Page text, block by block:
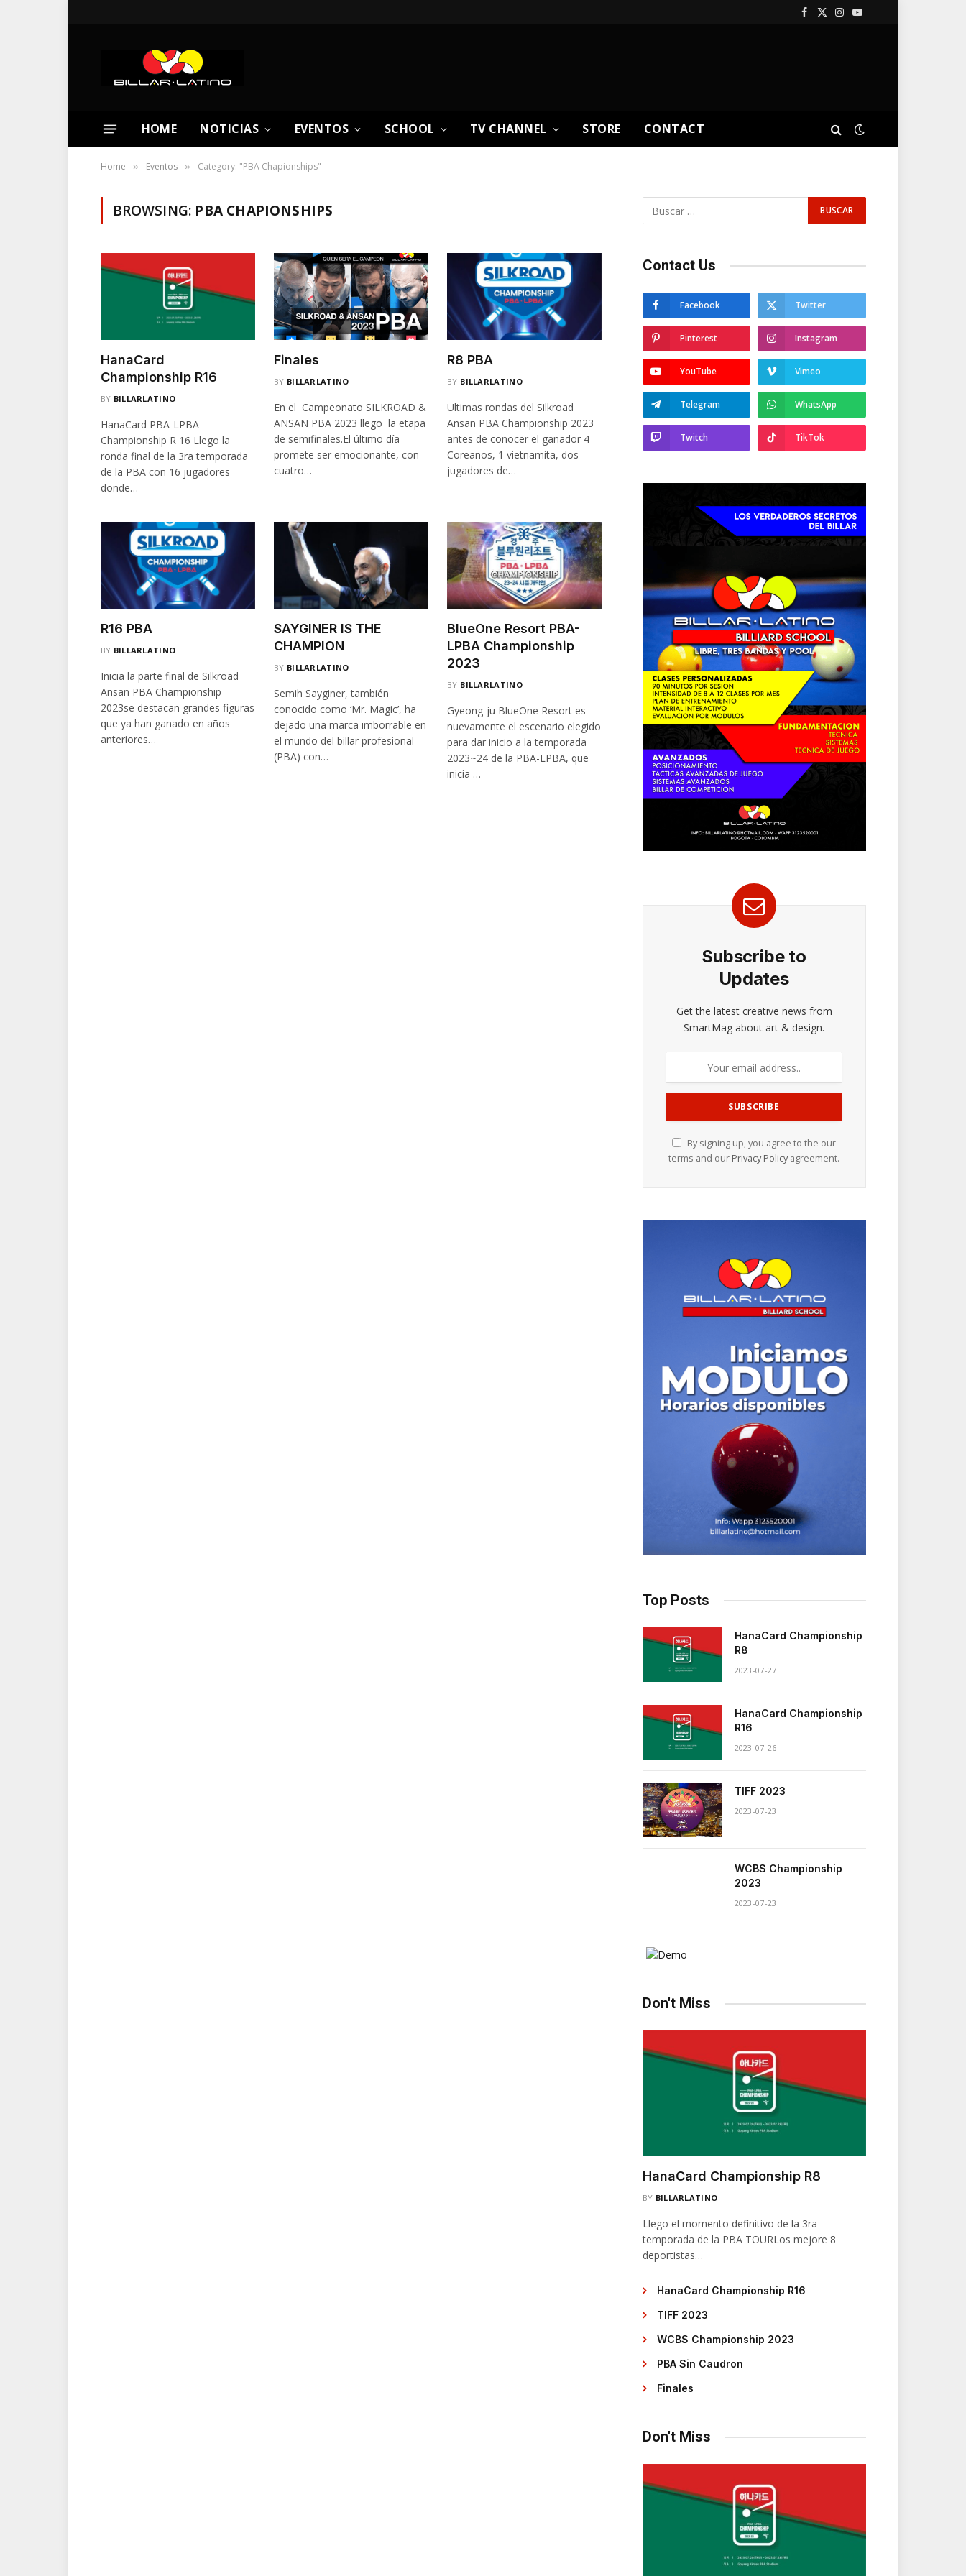
Facebook
X
Instagram
YouTube
HOME NOTICIAS EVENTOS SCHOOL TV CHANNEL STORE CONTACT
Home » Eventos » Category: "PBA Chapionships"
BROWSING: PBA CHAPIONSHIPS
HanaCard
Championship R16
BY BILLARLATINO
HanaCard PBA-LPBA
Championship R 16 Llego la
ronda final de la 3ra temporada
de la PBA con 16 jugadores
donde…
Finales
BY BILLARLATINO
En el Campeonato SILKROAD &
ANSAN PBA 2023 llego la etapa
de semifinales.El último día
promete ser emocionante, con
cuatro…
R8 PBA
BY BILLARLATINO
Ultimas rondas del Silkroad
Ansan PBA Championship 2023
antes de conocer el ganador 4
Coreanos, 1 vietnamita, dos
jugadores de…
R16 PBA
BY BILLARLATINO
Inicia la parte final de Silkroad
Ansan PBA Championship
2023se destacan grandes figuras
que ya han ganado en años
anteriores…
SAYGINER IS THE
CHAMPION
BY BILLARLATINO
Semih Sayginer, también
conocido como ‘Mr. Magic’, ha
dejado una marca imborrable en
el mundo del billar profesional
(PBA) con…
BlueOne Resort PBA-
LPBA Championship
2023
BY BILLARLATINO
Gyeong-ju BlueOne Resort es
nuevamente el escenario elegido
para dar inicio a la temporada
2023~24 de la PBA-LPBA, que
inicia …
Contact Us
Facebook Twitter
Pinterest Instagram
YouTube Vimeo
Telegram WhatsApp
Twitch TikTok
Subscribe to
Updates
Get the latest creative news from
SmartMag about art & design.
By signing up, you agree to the our
terms and our Privacy Policy agreement.
Top Posts
HanaCard Championship
R8
2023-07-27
HanaCard Championship
R16
2023-07-26
TIFF 2023
2023-07-23
WCBS Championship
2023
2023-07-23
Don't Miss
HanaCard Championship R8
BY BILLARLATINO
Llego el momento definitivo de la 3ra
temporada de la PBA TOURLos mejore 8
deportistas…
HanaCard Championship R16
TIFF 2023
WCBS Championship 2023
PBA Sin Caudron
Finales
Don't Miss